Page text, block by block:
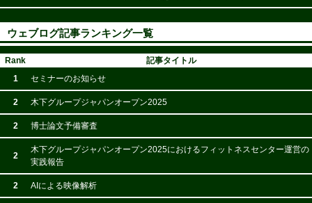
ウェブログ記事ランキング一覧
Rank
記事タイトル
1
セミナーのお知らせ
2 木下グループジャパンオープン2025
2 博士論文予備審査
2
木下グループジャパンオープン2025におけるフィットネスセンター運営の
実践報告
2 AIによる映像解析